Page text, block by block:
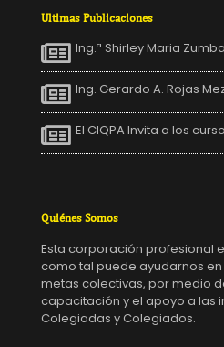
Ultimas Publicaciones
Ing.ª Shirley Maria
Ing. Gerardo A. Rojas
El CIQPA Invita a los
Quiénes Somos
Esta corporación profesional
como tal puede ayudarnos
metas colectivas, por medio
capacitación y el apoyo a las
Colegiadas y Colegiados.